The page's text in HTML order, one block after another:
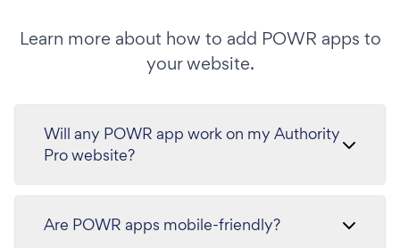
Learn more about how to add POWR apps to
your website.
Will any POWR app work on my Authority
Pro website?
Are POWR apps mobile-friendly?